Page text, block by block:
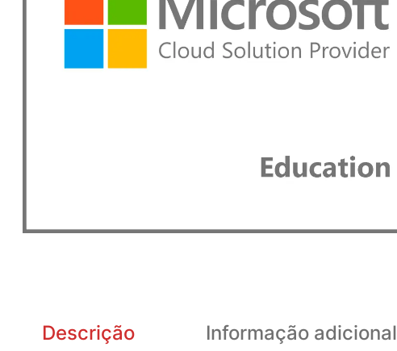
Descrição Informação adicional